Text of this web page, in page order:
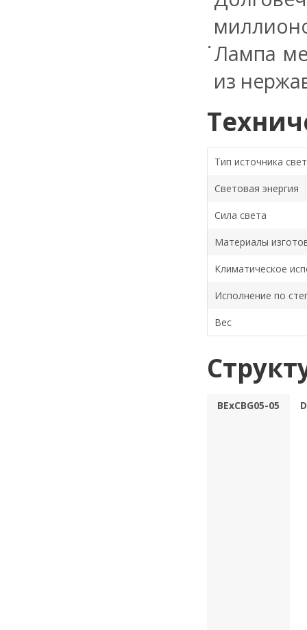
Лампа
из
Тип источника
Световая энергия
Сила света
Материалы
Климатическое
Исполнение по
Вес
BExCBG05-05 D